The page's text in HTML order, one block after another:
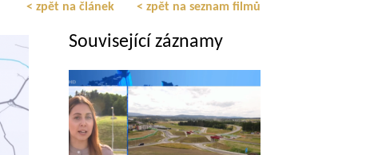
< zpět na článek < zpět na seznam filmů
Související záznamy